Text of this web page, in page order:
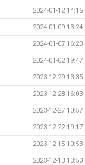
2024-01-12 14:15
2024-01-09 13:24
2024-01-07 16:20
2024-01-02 19:47
2023-12-29 13:35
2023-12-28 16:03
2023-12-27 10:57
2023-12-22 19:17
2023-12-15 10:53
2023-12-13 13:50